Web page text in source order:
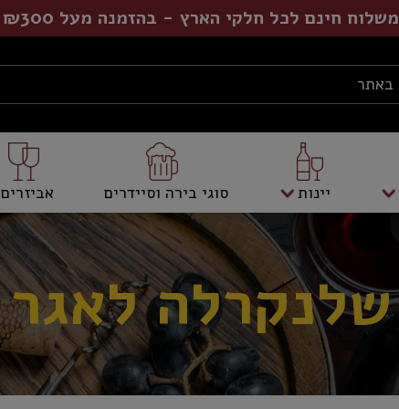
משלוח חינם לכל חלקי הארץ - בהזמנה מעל ₪300
יינות סוגי בירה וסיידרים אביזרים
שלנקרלה לאגר